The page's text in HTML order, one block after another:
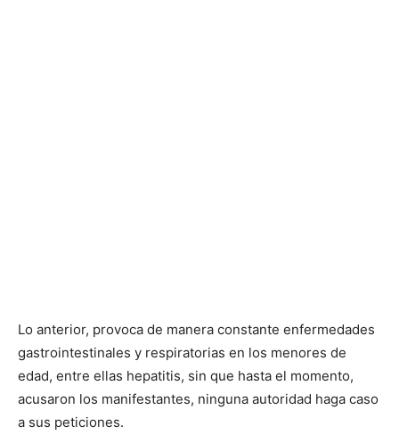
Lo anterior, provoca de manera constante enfermedades
gastrointestinales y respiratorias en los menores de
edad, entre ellas hepatitis, sin que hasta el momento,
acusaron los manifestantes, ninguna autoridad haga caso
a sus peticiones.